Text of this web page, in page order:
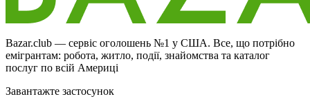
Bazar.club — сервіс оголошень №1 у США. Все, що потрібно
емігрантам: робота, житло, події, знайомства та каталог
послуг по всій Америці
Завантажте застосунок